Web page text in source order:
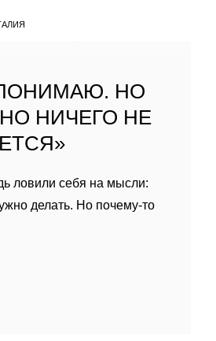
НО
НИЧЕГО НЕ
ловили себя на мысли:
делать. Но почему-то